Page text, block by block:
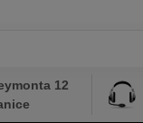
12